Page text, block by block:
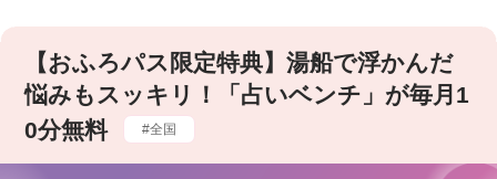
【おふろパス限定特典】湯船で浮かんだ
悩みもスッキリ！「占いベンチ」が毎月1
0分無料
全国